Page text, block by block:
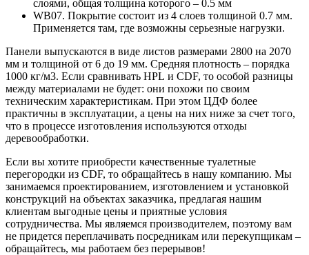
слоями, общая толщина которого – 0.5 мм
WB07. Покрытие состоит из 4 слоев толщиной 0.7 мм.
Применяется там, где возможны серьезные нагрузки.
Панели выпускаются в виде листов размерами 2800 на 2070
мм и толщиной от 6 до 19 мм. Средняя плотность – порядка
1000 кг/м3. Если сравнивать HPL и CDF, то особой разницы
между материалами не будет: они похожи по своим
техническим характеристикам. При этом ЦДФ более
практичны в эксплуатации, а цены на них ниже за счет того,
что в процессе изготовления используются отходы
деревообработки.
Если вы хотите приобрести качественные туалетные
перегородки из CDF, то обращайтесь в нашу компанию. Мы
занимаемся проектированием, изготовлением и установкой
конструкций на объектах заказчика, предлагая нашим
клиентам выгодные цены и приятные условия
сотрудничества. Мы являемся производителем, поэтому вам
не придется переплачивать посредникам или перекупщикам –
обращайтесь, мы работаем без перерывов!